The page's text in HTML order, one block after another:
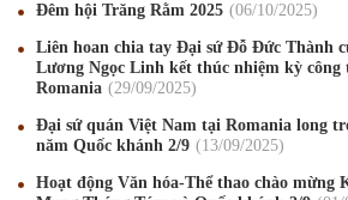
Đêm hội Trăng Rằm 2025 06/10/2025
Liên hoan chia tay Đại sứ Đỗ Đức Thành
Lương Ngọc Linh kết thúc nhiệm kỳ công
Romania
29/09/2025
Đại sứ quán Việt Nam tại Romania long
năm Quốc khánh 2/9
13/09/2025
Hoạt động Văn hóa-Thể thao chào mừng
Chúc mừng Giáng sinh và Năm mới 2019
Mừng Xuân Bính Ngọ 2026 15/02/2026
Chúc mừng Giáng sinh và Năm mới 2026